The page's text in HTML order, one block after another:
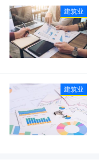
建筑业
建筑业